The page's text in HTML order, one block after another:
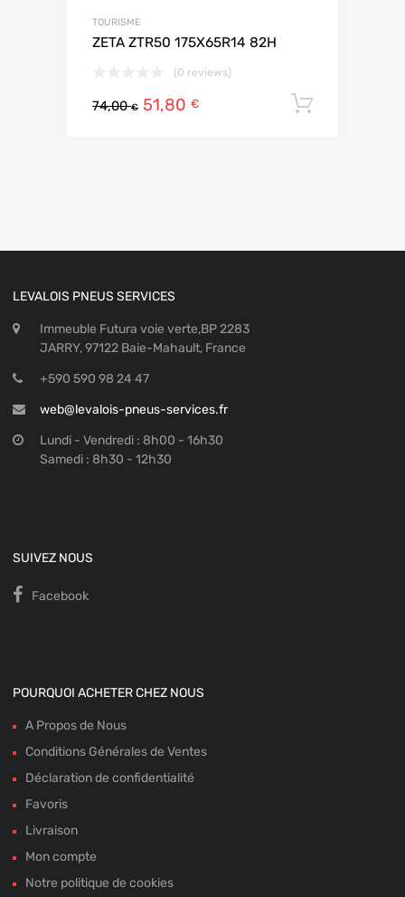
TOURISME
ZETA ZTR50 175X65R14 82H
(0 reviews)
74,00€ 51,80 €
LEVALOIS PNEUS SERVICES
Immeuble Futura voie verte,BP 2283
JARRY, 97122 Baie-Mahault, France
+590 590 98 24 47
web@levalois-pneus-services.fr
Lundi - Vendredi : 8h00 - 16h30
Samedi : 8h30 - 12h30
SUIVEZ NOUS
Facebook
POURQUOI ACHETER CHEZ NOUS
A Propos de Nous
Conditions Générales de Ventes
Déclaration de confidentialité
Favoris
Livraison
Mon compte
Notre politique de cookies